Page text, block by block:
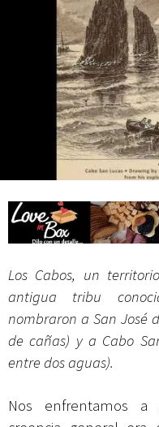
Campesina
Los Cabos, un
antigua tribu
nombraron a San José
de cañas) y a Cabo
entre dos aguas).
Nos enfrentamos a